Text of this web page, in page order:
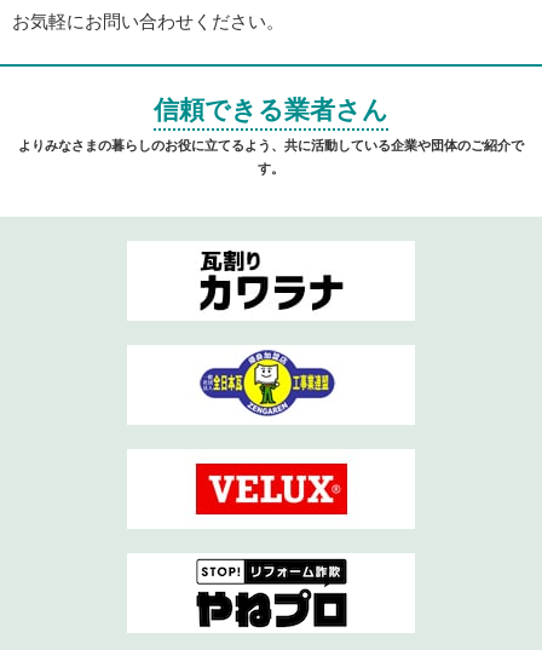
お気軽にお問い合わせください。
信頼できる業者さん
よりみなさまの暮らしのお役に立てるよう、共に活動している企業や団体のご紹介で
す。